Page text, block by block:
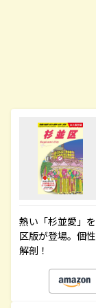
熱い「杉並愛」
区版が登場。個
解剖！